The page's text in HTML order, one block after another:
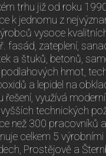
trhu již od roku
k jednomu z
vysoce
fasád, zateplení,
a štuků, betonů,
hmot,
a lepidel na
řešení, využívá
technických
než 300 pracovníků
celkem 5 výrobními
Prostějově a